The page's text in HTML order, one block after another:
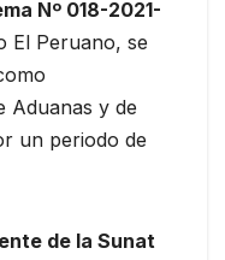
Nº 018-2021-
El Peruano, se
Aduanas y de
un periodo de
de la Sunat